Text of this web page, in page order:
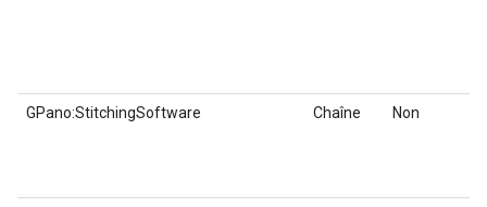
GPano:StitchingSoftware Chaîne Non